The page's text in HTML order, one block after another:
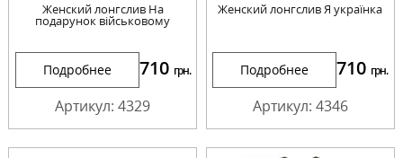
Женский лонгслив На
подарунок військовому
Подробнее 710 грн.
Артикул: 4329
Женский лонгслив Я українка
Подробнее 710 грн.
Артикул: 4346